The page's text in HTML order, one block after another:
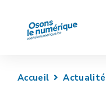
Accueil